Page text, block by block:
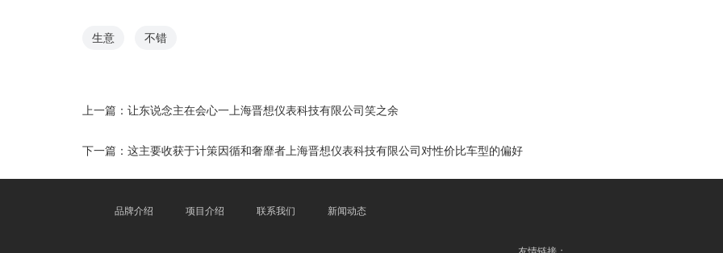
生意 不错
上一篇： 让东说念主在会心一上海晋想仪表科技有限公司笑之余
下一篇： 这主要收获于计策因循和奢靡者上海晋想仪表科技有限公司对性价比车型的偏好
品牌介绍 项目介绍 联系我们 新闻动态